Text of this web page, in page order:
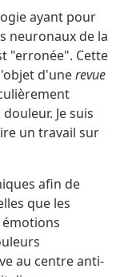
ayant pour
neuronaux de la
"erronée". Cette
d'unerevue
Je suis
un travail sur
afin de
que les
au centre anti-